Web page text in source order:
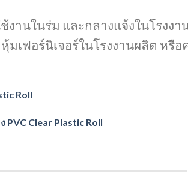
นในร่ม และกลางแจ้งในโรงงา
เฟอร์นิเจอร์ในโรงงานผลิต หรือ
Roll
PVC Clear Plastic Roll